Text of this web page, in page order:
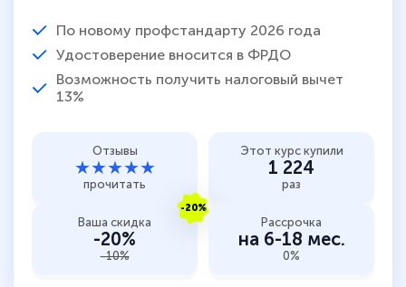
По новому профстандарту 2026 года
Удостоверение вносится в ФРДО
Возможность получить налоговый вычет
13%
Отзывы
★★★★★
прочитать
Этот курс купили
1 224
раз
-20%
Ваша скидка
-20%
-10%
Рассрочка
на 6-18 мес.
0%